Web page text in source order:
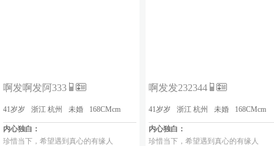
啊发啊发阿333
41岁岁 浙江 杭州 未婚 168CMcm
内心独白：
珍惜当下，希望遇到真心的有缘人
啊发发232344
41岁岁 浙江 杭州 未婚 168CMcm
内心独白：
珍惜当下，希望遇到真心的有缘人